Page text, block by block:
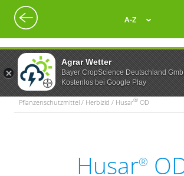
Agrar Wetter
Bayer CropScience Deutschland
Kostenlos bei Google Play
A-Z
Pflanzenschutzmittel / Herbizid / Husar® OD
Husar®